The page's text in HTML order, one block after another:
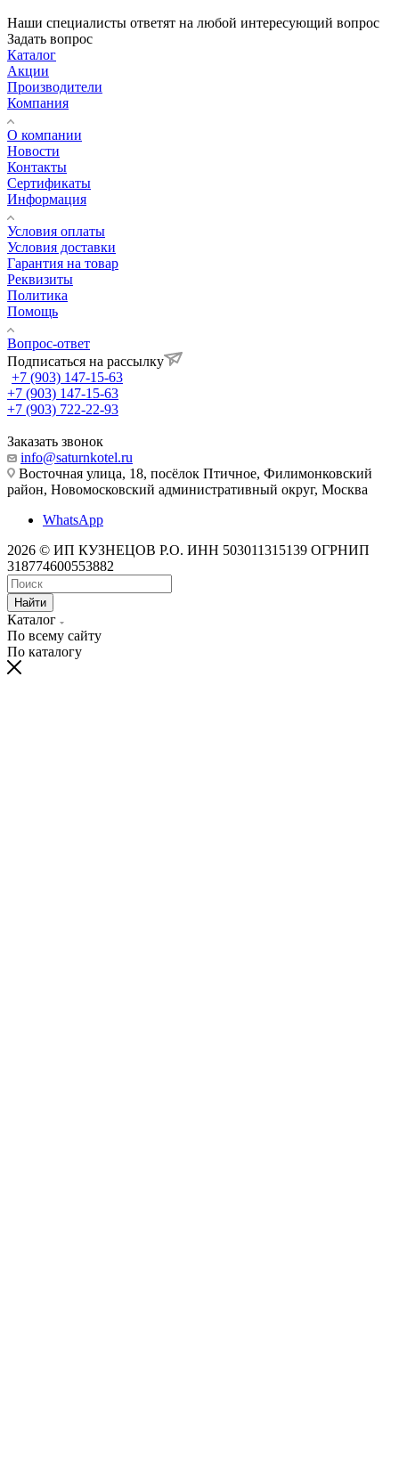
Наши специалисты ответят на любой интересующий вопрос
Задать вопрос
Каталог
Акции
Производители
Компания
О компании
Новости
Контакты
Сертификаты
Информация
Условия оплаты
Условия доставки
Гарантия на товар
Реквизиты
Политика
Помощь
Вопрос-ответ
Подписаться на рассылку
+7 (903) 147-15-63
+7 (903) 147-15-63
+7 (903) 722-22-93
Заказать звонок
info@saturnkotel.ru
Восточная улица, 18, посёлок Птичное, Филимонковский
район, Новомосковский административный округ, Москва
WhatsApp
2026 © ИП КУЗНЕЦОВ Р.О. ИНН 503011315139 ОГРНИП
318774600553882
Найти
Каталог
По всему сайту
По каталогу